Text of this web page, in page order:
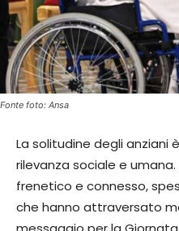
Fonte foto: Ansa
La solitudine degli anziani
rilevanza sociale e
frenetico e connesso,
che hanno attraversato